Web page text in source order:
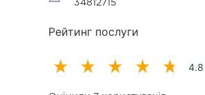
34812715
Рейтинг послуги
4.8